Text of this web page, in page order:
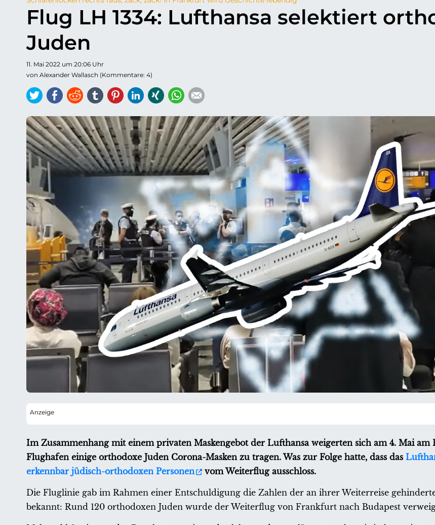
Flug LH 1334: Lufthansa selektiert
Juden
11. Mai 2022 um 20:06 Uhr
von Alexander Wallasch (Kommentare: 4)
TwitterFacebook
ReddittumblrPinterestLinkedIn
Xing WhatsApp
Im Zusammenhang mit einem privaten Maskengebot der Lufthansa weigerten sich am 4. Mai
Flughafen einige orthodoxe Juden Corona-Masken zu tragen. Was zur Folge hatte, dass das
erkennbar jüdisch-orthodoxen Personen
vom Weiterflug ausschloss.
Die Fluglinie gab im Rahmen einer Entschuldigung die Zahlen der an ihrer Weiterreise
bekannt: Rund 120 orthodoxen Juden wurde der Weiterflug von Frankfurt nach Budapest